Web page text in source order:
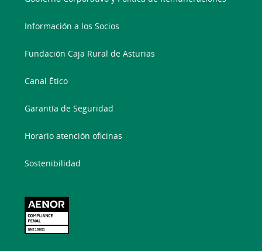
Información a los Socios
Fundación Caja Rural de Asturias
Canal Ético
Garantía de Seguridad
Horario atención oficinas
Sostenibilidad